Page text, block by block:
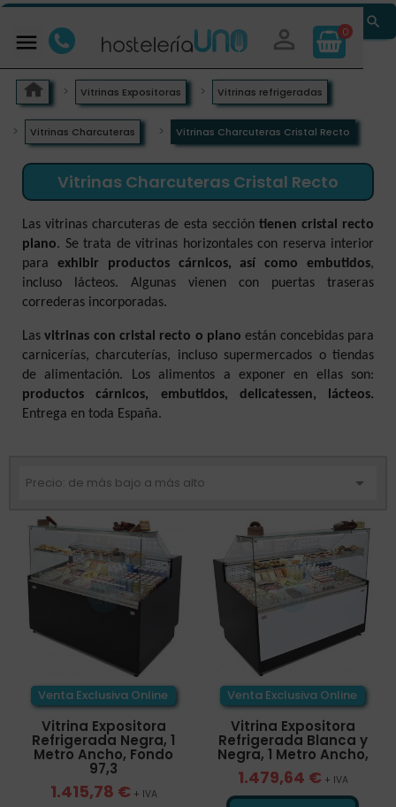
  0

Vitrinas Expositoras Vitrinas refrigeradas
Vitrinas Charcuteras Vitrinas Charcuteras Cristal Recto
Vitrinas Charcuteras Cristal Recto
Las vitrinas charcuteras de esta sección tienen cristal recto
plano. Se trata de vitrinas horizontales con reserva interior
para exhibir productos cárnicos, así como embutidos,
incluso lácteos. Algunas vienen con puertas traseras
correderas incorporadas.
Lasvitrinas con cristal recto o plano están concebidas para
carnicerías, charcuterías, incluso supermercados o tiendas
de alimentación. Los alimentos a exponer en ellas son:
productos cárnicos, embutidos, delicatessen, lácteos.
Entrega en toda España.
Precio: de más bajo a más alto 
Venta Exclusiva Online
Vitrina Expositora
Refrigerada Negra, 1
Metro Ancho, Fondo
97,3
1.415,78 € + IVA
Venta Exclusiva Online
Vitrina Expositora
Refrigerada Blanca y
Negra, 1 Metro Ancho,
1.479,64 € + IVA